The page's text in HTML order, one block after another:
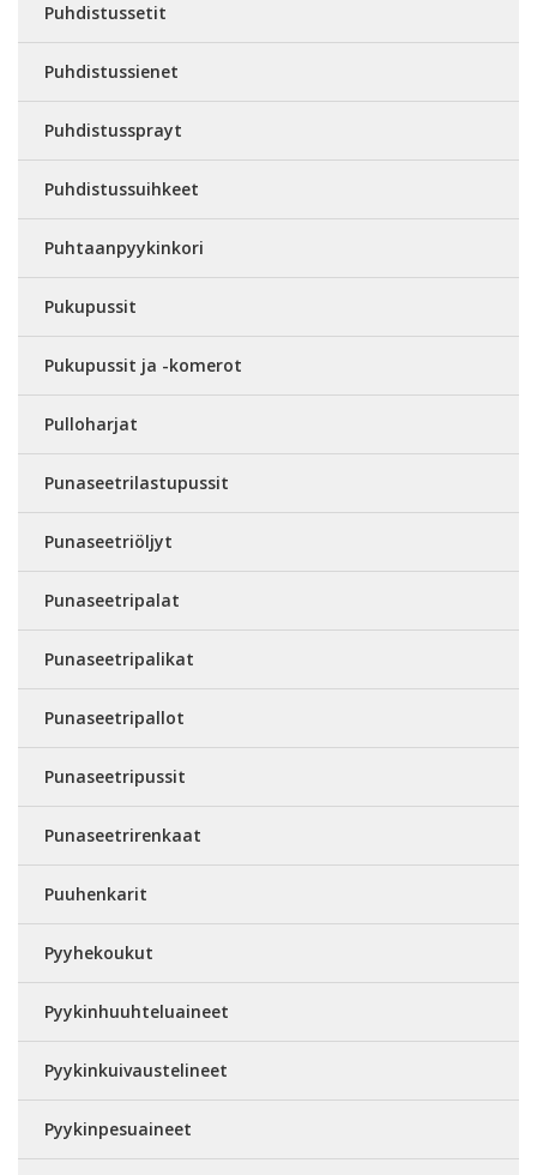
Puhdistussetit
Puhdistussienet
Puhdistussprayt
Puhdistussuihkeet
Puhtaanpyykinkori
Pukupussit
Pukupussit ja -komerot
Pulloharjat
Punaseetrilastupussit
Punaseetriöljyt
Punaseetripalat
Punaseetripalikat
Punaseetripallot
Punaseetripussit
Punaseetrirenkaat
Puuhenkarit
Pyyhekoukut
Pyykinhuuhteluaineet
Pyykinkuivaustelineet
Pyykinpesuaineet